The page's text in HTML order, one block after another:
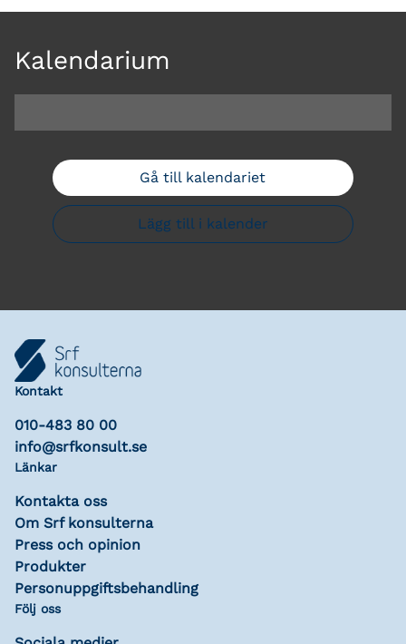
Kalendarium
Gå till kalendariet
Lägg till i kalender
Kontakt
010-483 80 00
info@srfkonsult.se
Länkar
Kontakta oss
Om Srf konsulterna
Press och opinion
Produkter
Personuppgiftsbehandling
Följ oss